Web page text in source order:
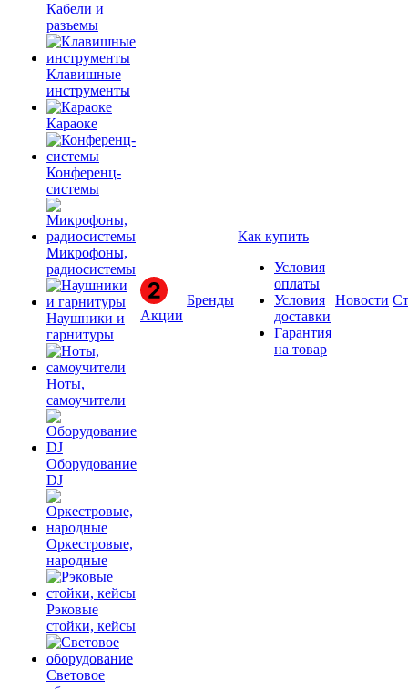
Кабели и
разъемы
Клавишные
инструменты
Караоке
Конференц-
системы
Микрофоны,
радиосистемы
Наушники и
гарнитуры
Ноты,
самоучители
Оборудование
DJ
Оркестровые,
народные
Рэковые
стойки, кейсы
Световое
Акции
Бренды
Как купить
Условия
оплаты
Условия
доставки
Гарантия
на товар
Новости